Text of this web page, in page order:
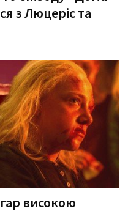
з Люцеріс та
високою